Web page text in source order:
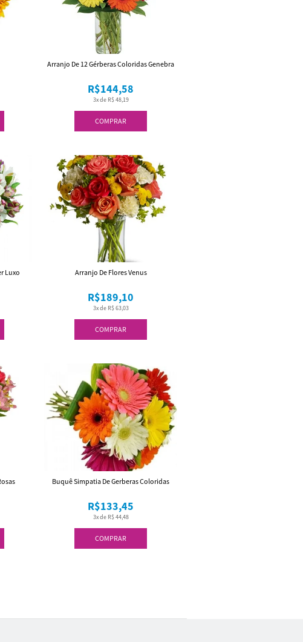
COMPRAR
3x de R$ 48,19
R$144,58
Arranjo De 12 Gérberas Coloridas Genebra
Luxo
COMPRAR
3x de R$ 63,03
R$189,10
Arranjo De Flores Venus
COMPRAR
3x de R$ 44,48
R$133,45
Buquê Simpatia De Gerberas Coloridas